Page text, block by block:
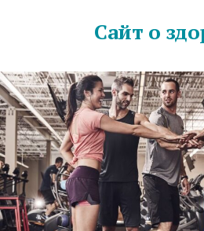
Сайт о